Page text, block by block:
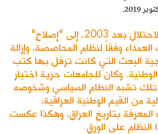
2019.
بادرت سلطات الاحتلال بعد 2003، إلى "إصلاح"
وفقاً لنظام المحاصصة، وإزالة
البعث التي كانت ترفل بها كتب
الوطنية. وكان للجامعات حرية اختيار
تلك تشبه النظام السياسي وشخوصه
وخالية من القيم الوطنية العراقية،
بتاريخ العراق، وهكذا عكست
على الورق.